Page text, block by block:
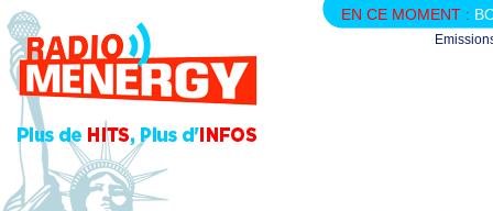
EN CE MOMENT :